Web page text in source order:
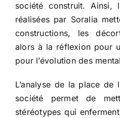
société construit. Ainsi,
réalisées par Soralia
constructions, les
alors à la réflexion pour
pour l’évolution des
L’analyse de la place de
société permet de
stéréotypes qui